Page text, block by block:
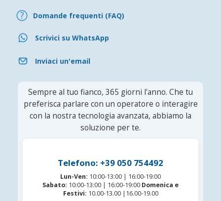
Domande frequenti (FAQ)
Scrivici su WhatsApp
Inviaci un'email
Sempre al tuo fianco, 365 giorni l'anno. Che tu
preferisca parlare con un operatore o interagire
con la nostra tecnologia avanzata, abbiamo la
soluzione per te.
Telefono: +39 050 754492
Lun-Ven: 10:00-13:00 | 16:00-19:00
Sabato: 10:00-13:00 | 16:00-19:00 Domenica e
Festivi: 10.00-13.00 |16.00-19.00